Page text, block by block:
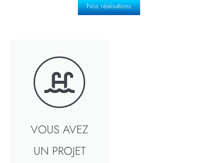
Nos réalisations
VOUS AVEZ
UN PROJET